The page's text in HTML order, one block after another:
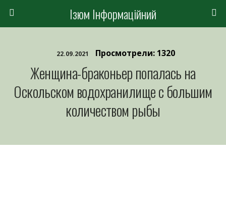
Ізюм Інформаційний
22.09.2021 Просмотрели: 1320
Женщина-браконьер попалась на
Оскольском водохранилище с большим
количеством рыбы